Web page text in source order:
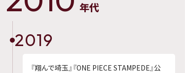
年代
2019
『翔んで埼玉』『ONE PIECE STAMPEDE』公